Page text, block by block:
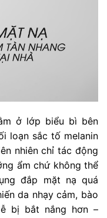
ở lớp biểu bì bên
loạn sắc tố melanin
nhiên chỉ tác động
ẩm chứ không thể
đắp mặt nạ quá
da nhạy cảm, bào
bị bắt nắng hơn –